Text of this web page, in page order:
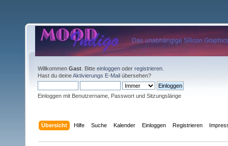
Willkommen Gast . Bitte einloggen oder registrieren
Hast du deineAktivierungs E-Mail übersehen?
Einloggen mit Benutzername, Passwort und Sitzungslänge
Übersicht Hilfe Suche Kalender Einloggen Registrieren